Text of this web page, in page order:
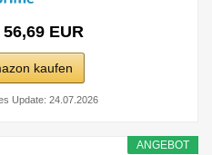
56,69 EUR
kaufen
Update: 24.07.2026
ANGEBOT